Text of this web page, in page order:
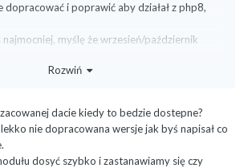
dopracować i poprawić aby działał z php8,
myślę że wrzesień/październik
Rozwiń
dacie kiedy to bedzie dostepne?
nie dopracowana wersje jak byś napisał co
dosyć szybko i zastanawiamy się czy